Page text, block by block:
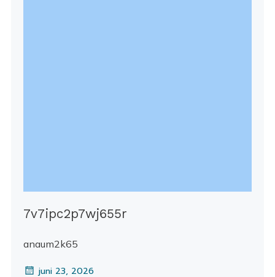
7v7ipc2p7wj655r
anaum2k65
juni 23, 2026